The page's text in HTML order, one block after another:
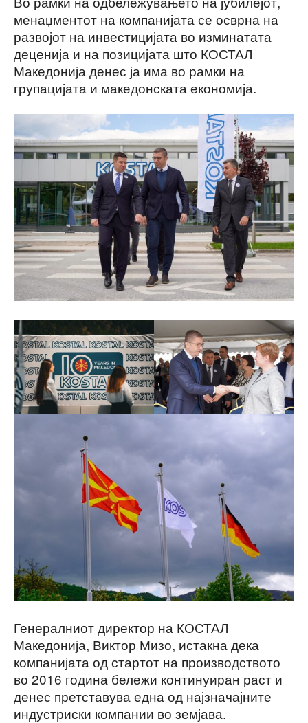
менаџментот на компанијата се осврна на
развојот на инвестицијата во изминатата
деценија и на позицијата што КОСТАЛ
Македонија денес ја има во рамки на
групацијата и македонската економија.
Генералниот директор на КОСТАЛ
Македонија, Виктор Мизо, истакна дека
компанијата од стартот на производството
во 2016 година бележи континуиран раст и
денес претставува една од најзначајните
индустриски компании во земјава.